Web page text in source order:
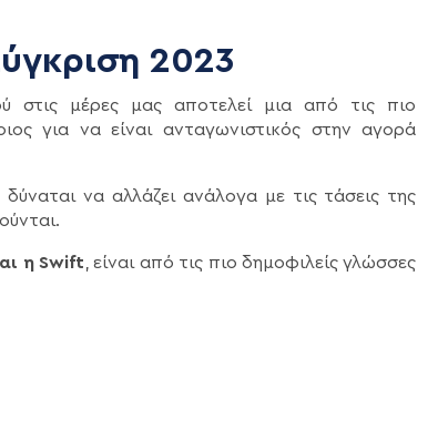
2023
στις μέρες μας αποτελεί μια από τις πιο
για να είναι ανταγωνιστικός στην αγορά
να αλλάζει ανάλογα με τις τάσεις της
η Swift , είναι από τις πιο δημοφιλείς γλώσσες